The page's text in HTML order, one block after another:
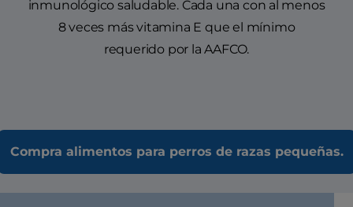
inmunológico saludable. Cada una con al menos
8 veces más vitamina E que el mínimo
requerido por la AAFCO.
Compra alimentos para perros de razas pequeñas.